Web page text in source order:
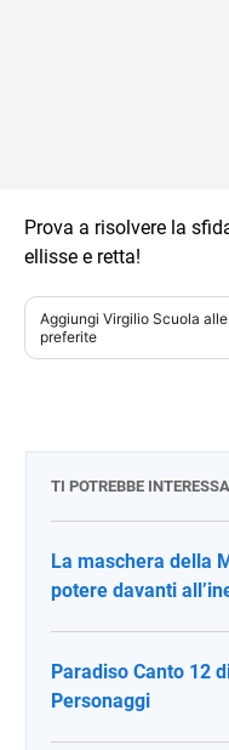
Prova a risolvere la
ellisse e retta!
Aggiungi Virgilio Scuola
preferite
TI POTREBBE
La maschera della
potere davanti
Paradiso Canto 12
Personaggi